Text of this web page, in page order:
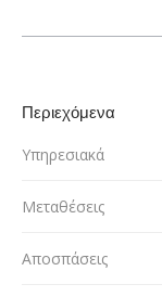
Περιεχόμενα
Υπηρεσιακά
Μεταθέσεις
Αποσπάσεις